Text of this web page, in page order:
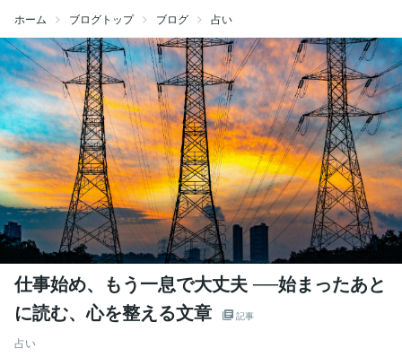
ホーム ブログトップ ブログ 占い
仕事始め、もう一息で大丈夫 ──始まったあと
に読む、心を整える文章
記事
占い